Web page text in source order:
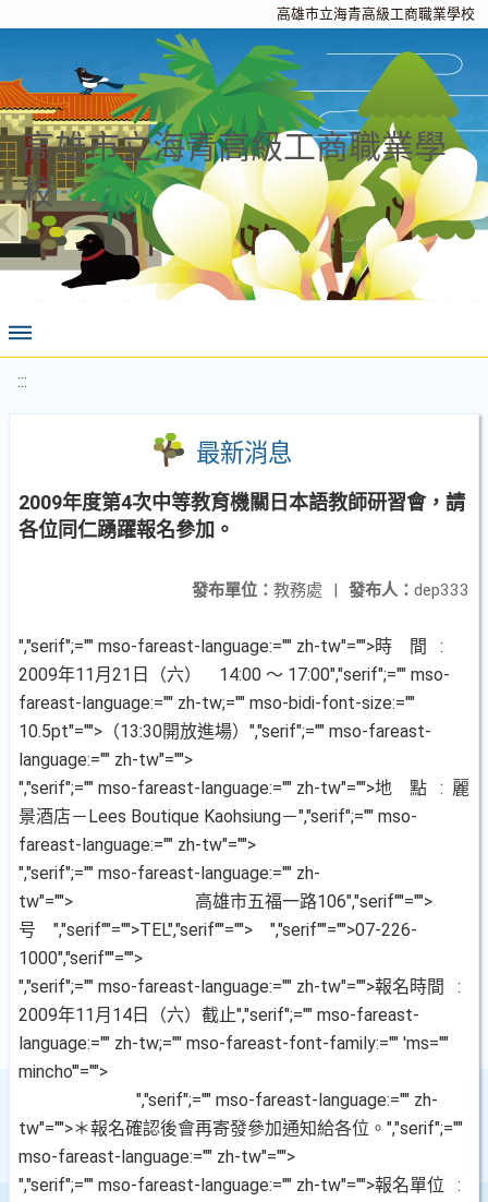
高雄市立海青高級工商職業學校
高雄市立海青高級工商職業學
校
:::
最新消息
2009年度第4次中等教育機關日本語教師研習會，請
各位同仁踴躍報名參加。
發布人： dep333
發布單位： 教務處 |
","serif";="" mso-fareast-language:="" zh-tw"="">時 間
:
2009年11月 21 日（六） 14:00 ～ 17:00","serif";="" mso-
fareast-language:="" zh-tw;="" mso-bidi-font-size:=""
10.5pt"="">（13:30開放進場） ","serif";="" mso-fareast-
language:="" zh-tw"="">
","serif";="" mso-fareast-language:="" zh-tw"="">地
點 : 麗
景酒店－Lees Boutique Kaohsiung－","serif";="" mso-
fareast-language:="" zh-tw"="">
","serif";="" mso-fareast-language:="" zh-
tw"=""> 高雄市五福一路106","serif""="">
号 ","serif""="">TEL","serif""=""> ","serif""="">07-226-
1000","serif""="">
","serif";="" mso-fareast-language:="" zh-tw"="">報名時間
:
2009年11月 14 日（六）截止","serif";="" mso-fareast-
language:="" zh-tw;="" mso-fareast-font-family:="" 'ms=""
mincho'"="">
","serif";="" mso-fareast-language:="" zh-
tw"="">＊報名確認後會再寄發參加通知給各位。 ","serif";=""
mso-fareast-language:="" zh-tw"="">
","serif";="" mso-fareast-language:="" zh-tw"="">報名單位
: